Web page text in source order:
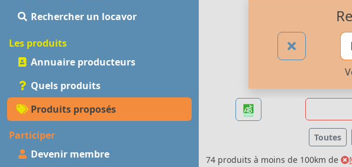
Rechercher un locavor
Les produits
Annuaire producteurs
Quels produits
Produits proposés
Participer
Devenir membre
Toutes
74 produits à moins de 100km de